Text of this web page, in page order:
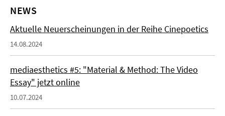
NEWS
Aktuelle Neuerscheinungen in der Reihe Cinepoetics
14.08.2024
mediaesthetics #5: "Material & Method: The Video
Essay" jetzt online
10.07.2024